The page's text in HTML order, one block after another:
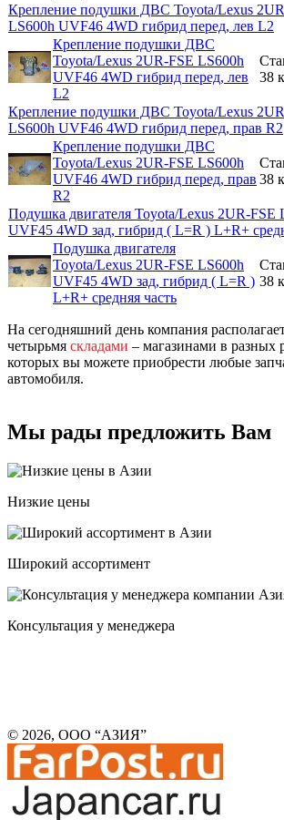
Крепление подушки ДВС Toyota/Lexus
LS600h UVF46 4WD гибрид перед, лев L2
Крепление подушки ДВС
Toyota/Lexus 2UR-FSE LS600h
UVF46 4WD гибрид перед, лев
L2
38
Крепление подушки ДВС Toyota/Lexus
LS600h UVF46 4WD гибрид перед, прав R2
Крепление подушки ДВС
Toyota/Lexus 2UR-FSE LS600h
UVF46 4WD гибрид перед, прав
R2
38
Подушка двигателя Toyota/Lexus 2UR-FSE
UVF45 4WD зад, гибрид ( L=R ) L+R+
Подушка двигателя
Toyota/Lexus 2UR-FSE LS600h
UVF45 4WD зад, гибрид ( L=R )
L+R+ средняя часть
38
На сегодняшний день компания
четырьмя складами – магазинами в разных
которых вы можете приобрести любые
автомобиля.
Мы рады предложить Вам
Низкие цены
Широкий ассортимент
Консультация у менеджера
© 2026, ООО “АЗИЯ”